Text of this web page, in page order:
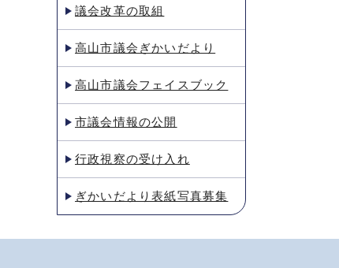
議会改革の取組
高山市議会ぎかいだより
高山市議会フェイスブック
市議会情報の公開
行政視察の受け入れ
ぎかいだより表紙写真募集